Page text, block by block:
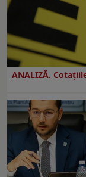
ANALIZĂ.